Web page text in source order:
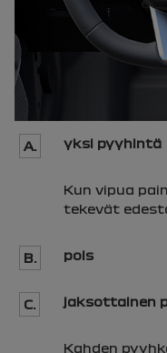
A. yksi pyyhintä
Kun vipua
tekevät
B. pois
C. jaksottainen
Kahden